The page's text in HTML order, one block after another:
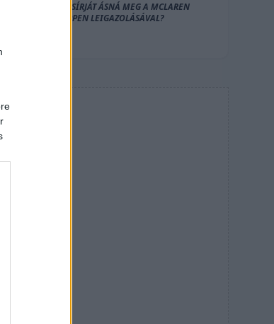
A SAJÁT SÍRJÁT ÁSNÁ MEG A MCLAREN
VERSTAPPEN LEIGAZOLÁSÁVAL?